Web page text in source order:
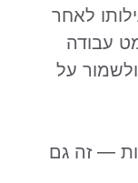
לאחר
עבודה
על
— זה גם